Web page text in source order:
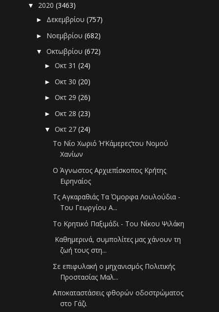
▼ 2020(3463)
► Δεκεμβρίου(757)
► Νοεμβρίου(682)
▼Οκτωβρίου(672)
►Οκτ 31(24)
►Οκτ 30(20)
►Οκτ 29(26)
►Οκτ 28(23)
▼Οκτ 27(24)
Το Νίο Χωριό Ή‘Κάμερες’του Νομού
Χανίων
Ο Άγνωστος Αρχιεπίσκοπος Κρήτης
Ειρηναίος
Τς Αγκαραθιάς Τα Όμορφα Λουλούδια -
Του Γεωργίου Α...
Το Κρητικό Παξιμάδι - Του Νίκου Ψιλάκη
Καθημερινά, συμπολίτες μας χάνουν τη
ζωή τους στη...
Σε επιφυλακή ο μηχανισμός Πολιτικής
Προστασίας Μαλ...
Αποκαταστάσεις φθορών οδοστρώματος
στο Γάζι